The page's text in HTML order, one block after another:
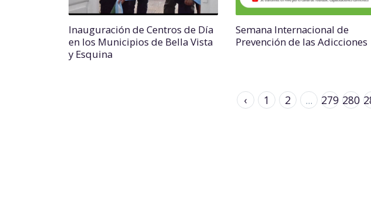
Inauguración de Centros de Día
en los Municipios de Bella Vista
y Esquina
Semana Internacional de
Prevención de las Adicciones
‹ 1 2 ... 279 280